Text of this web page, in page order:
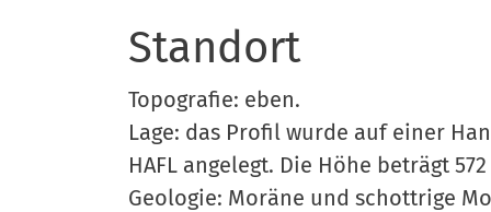
Standort
Topografie: eben.
Lage: das Profil wurde auf einer
HAFL angelegt. Die Höhe beträgt
Geologie: Moräne und schottrige